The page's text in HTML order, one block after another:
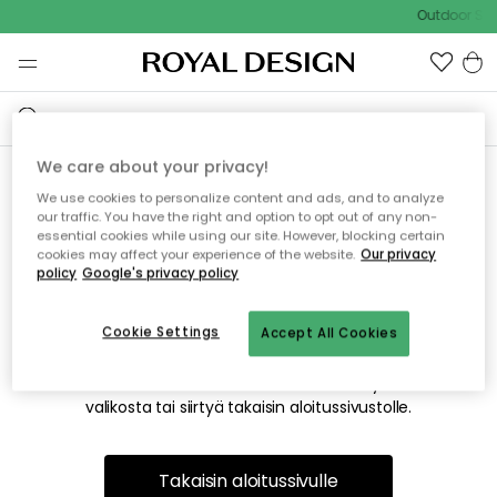
Outdoor
Emme valitettavasti löydä
etsimääsi sivua
Tämä voi johtua siitä, että sivua ei enää ole tai siitä, että se
on siirretty muualle. Pahoittelemme tästä mahdollisesti
valikosta tai siirtyä takaisin aloitussivustolle.
Takaisin aloitussivulle
We care about your privacy!
We use cookies to personalize content and ads, and to analyze
our traffic. You have the right and option to opt out of any non-
essential cookies while using our site. However, blocking certain
cookies may affect your experience of the website. Our privacy
policy Google's privacy policy
Accept All Cookies
Cookie Settings